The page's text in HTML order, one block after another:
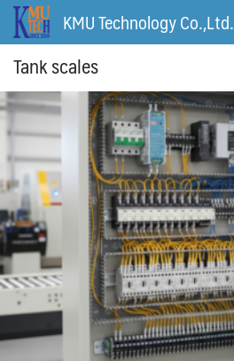
Skip
KMU Technology Co.,Ltd.
Tank scales